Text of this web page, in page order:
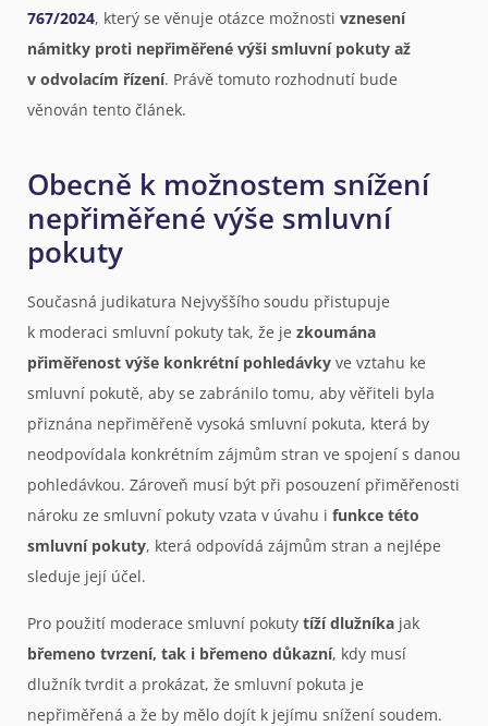
767/2024, který se věnuje otázce možnosti vznesení
námitky proti nepřiměřené výši smluvní pokuty až
v odvolacím řízení. Právě tomuto rozhodnutí bude
věnován tento článek.
Obecně k možnostem snížení
nepřiměřené výše smluvní
pokuty
Současná judikatura Nejvyššího soudu přistupuje
k moderaci smluvní pokuty tak, že je zkoumána
přiměřenost výše konkrétní pohledávky ve vztahu ke
smluvní pokutě, aby se zabránilo tomu, aby věřiteli byla
přiznána nepřiměřeně vysoká smluvní pokuta, která by
neodpovídala konkrétním zájmům stran ve spojení s danou
pohledávkou. Zároveň musí být při posouzení přiměřenosti
nároku ze smluvní pokuty vzata v úvahu i funkce této
smluvní pokuty, která odpovídá zájmům stran a nejlépe
sleduje její účel.
Pro použití moderace smluvní pokuty tíží dlužníka jak
břemeno tvrzení, tak i břemeno důkazní, kdy musí
dlužník tvrdit a prokázat, že smluvní pokuta je
nepřiměřená a že by mělo dojít k jejímu snížení soudem.